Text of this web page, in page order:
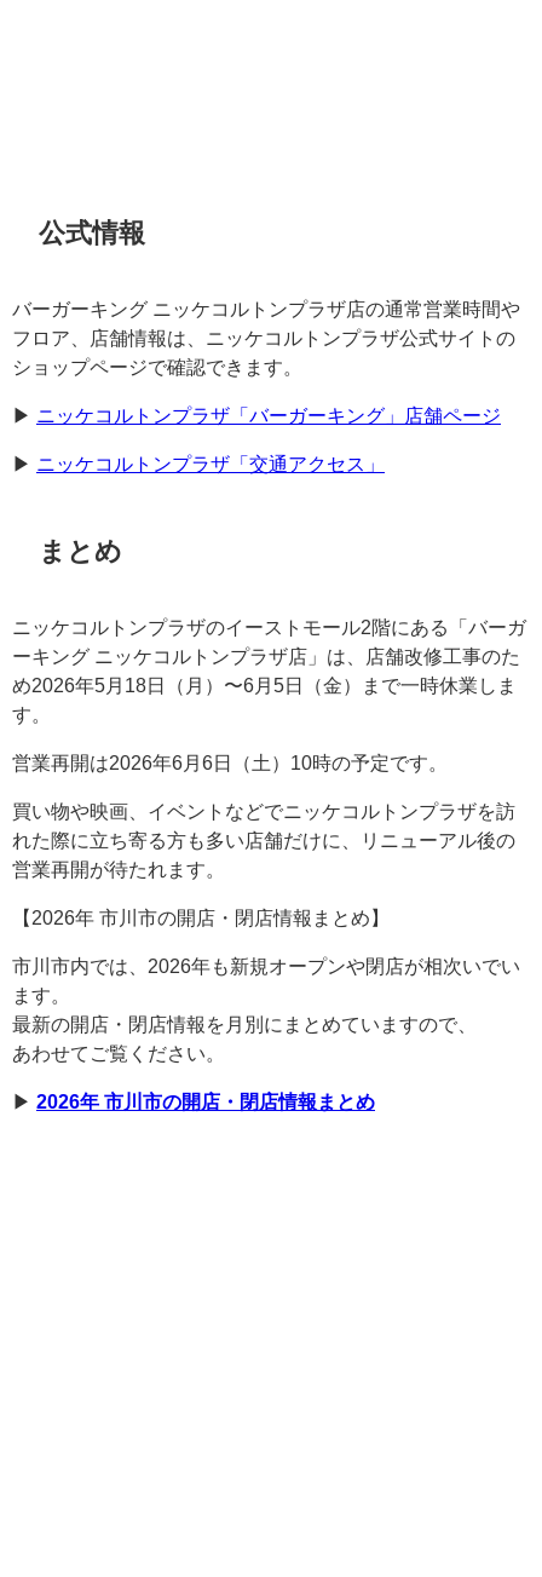
公式情報
バーガーキング ニッケコルトンプラザ店の通常営業時間や
フロア、店舗情報は、ニッケコルトンプラザ公式サイトの
ショップページで確認できます。
▶︎ ニッケコルトンプラザ「バーガーキング」店舗ページ
▶︎ ニッケコルトンプラザ「交通アクセス」
まとめ
ニッケコルトンプラザのイーストモール2階にある「バーガ
ーキング ニッケコルトンプラザ店」は、店舗改修工事のた
め2026年5月18日（月）〜6月5日（金）まで一時休業しま
す。
営業再開は2026年6月6日（土）10時の予定です。
買い物や映画、イベントなどでニッケコルトンプラザを訪
れた際に立ち寄る方も多い店舗だけに、リニューアル後の
営業再開が待たれます。
【2026年 市川市の開店・閉店情報まとめ】
市川市内では、2026年も新規オープンや閉店が相次いでい
ます。
最新の開店・閉店情報を月別にまとめていますので、
あわせてご覧ください。
▶︎ 2026年 市川市の開店・閉店情報まとめ